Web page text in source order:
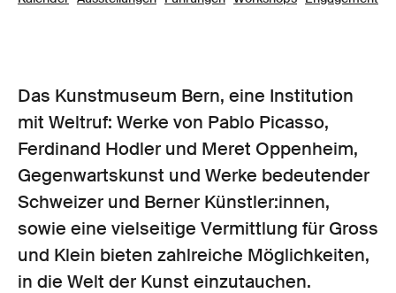
Das Kunstmuseum Bern, eine Institution
mit Weltruf: Werke von Pablo Picasso,
Ferdinand Hodler und Meret Oppenheim,
Gegenwartskunst und Werke bedeutender
Schweizer und Berner Künstler:innen,
sowie eine vielseitige Vermittlung für Gross
und Klein bieten zahlreiche Möglichkeiten,
in die Welt der Kunst einzutauchen.